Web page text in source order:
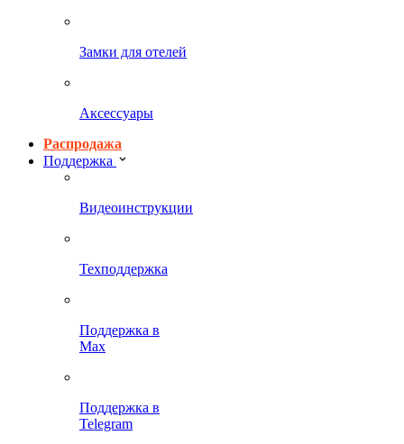
Замки для отелей
Аксессуары
Распродажа
Поддержка
Видеоинструкции
Техподдержка
Поддержка в
Max
Поддержка в
Telegram